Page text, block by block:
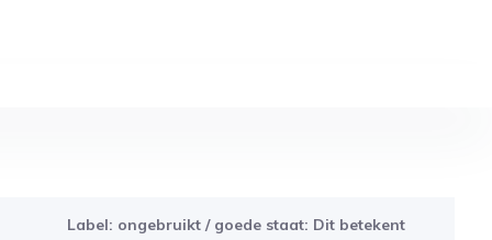
Label: ongebruikt / goede staat: Dit betekent